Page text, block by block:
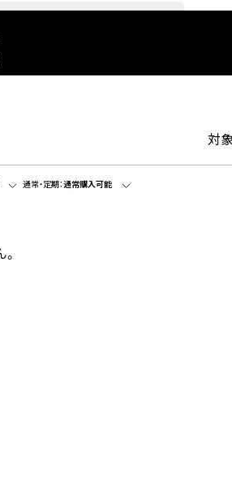
対
通常・定期：通常購入可能